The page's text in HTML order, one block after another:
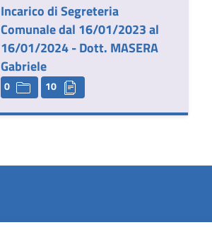
Incarico di Segreteria
Comunale dal 16/01/2023 al
16/01/2024 - Dott. MASERA
Gabriele
0 10